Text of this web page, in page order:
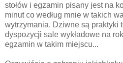
stołów i egzamin pisany jest na
minut co według mnie w takich
wytrzymania. Dziwne są praktyki
dyspozycji sale wykładowe na
egzamin w takim miejscu...